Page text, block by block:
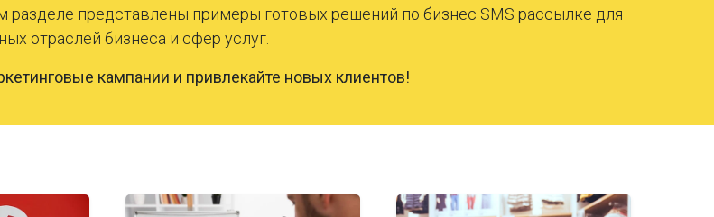
представлены примеры готовых решений по бизнес SMS рассылке для
отраслей бизнеса и сфер услуг.
кампании и привлекайте новых клиентов!